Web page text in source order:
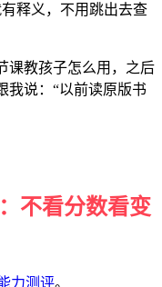
释义，不用跳出去查
课教孩子怎么用，之后
我说：“以前读原版书
不看分数看变
力测评。